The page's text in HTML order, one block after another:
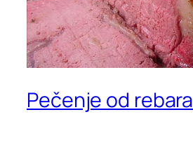
Pečenje od rebara